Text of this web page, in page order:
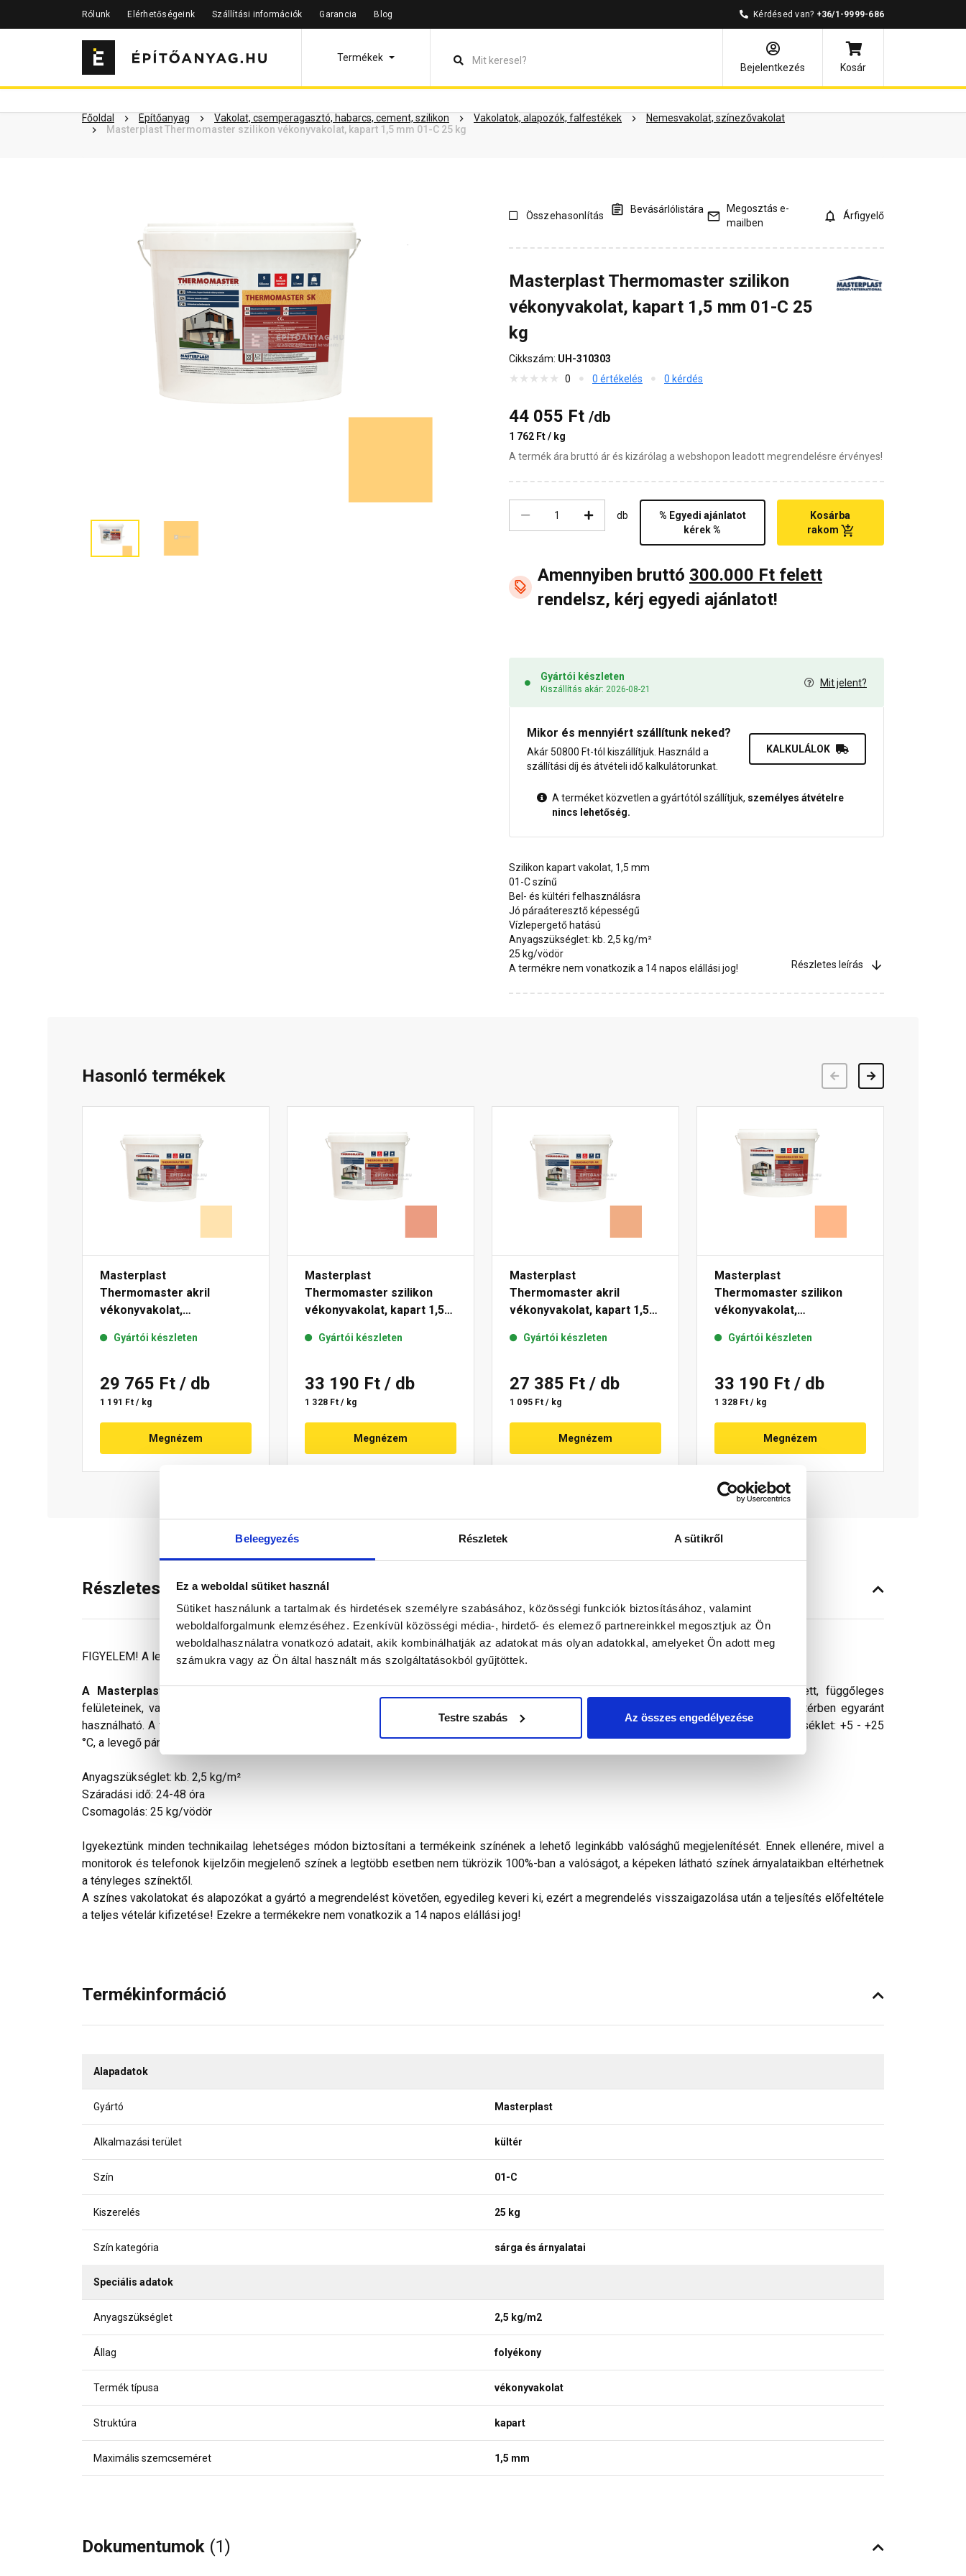
Beleegyezés Részletek A sütikről
Ez a weboldal sütiket használ
Sütiket használunk a tartalmak és hirdetések személyre szabásához, közösségi funkciók biztosításához, valamint
weboldalforgalmunk elemzéséhez. Ezenkívül közösségi média-, hirdető- és elemező partnereinkkel megosztjuk az Ön
weboldalhasználatra vonatkozó adatait, akik kombinálhatják az adatokat más olyan adatokkal, amelyeket Ön adott meg
számukra vagy az Ön által használt más szolgáltatásokból gyűjtöttek.
Testre szabás Az összes engedélyezése
Rólunk Elérhetőségeink Szállítási információk Garancia Blog Kérdésed van? +36/1-9999-686
Termékek
Bejelentkezés
Kosár
Főoldal Építőanyag Vakolat, csemperagasztó, habarcs, cement, szilikon Vakolatok, alapozók, falfestékek
Nemesvakolat, színezővakolat
Masterplast Thermomaster szilikon vékonyvakolat, kapart 1,5 mm 01-C 25 kg
Szükséged lehet rá Részletes leírás Termékinformáció Dokumentumok Vásárlói vélemények Kérdések és válaszok
Összehasonlítás
Bevásárlólistára
Megosztás e-
mailben
Árfigyelő
Masterplast Thermomaster szilikon
vékonyvakolat, kapart 1,5 mm 01-C 25
kg
Cikkszám: UH-310303
0
0 értékelés 0 kérdés
44 055 Ft /db
1 762 Ft / kg
A termék ára bruttó ár és kizárólag a webshopon leadott megrendelésre érvényes!
db
% Egyedi ajánlatot
kérek %
Kosárba
rakom
Amennyiben bruttó 300.000 Ft felett
rendelsz, kérj egyedi ajánlatot!
Gyártói készleten
Kiszállítás akár: 2026-08-21
Mit jelent?
Mikor és mennyiért szállítunk neked?
Akár 50800 Ft-tól kiszállítjuk. Használd a
szállítási díj és átvételi idő kalkulátorunkat.
KALKULÁLOK
A terméket közvetlen a gyártótól szállítjuk, személyes átvételre
nincs lehetőség.
Szilikon kapart vakolat, 1,5 mm
01-C színű
Bel- és kültéri felhasználásra
Jó páraáteresztő képességű
Vízlepergető hatású
Anyagszükséglet: kb. 2,5 kg/m²
25 kg/vödör
A termékre nem vonatkozik a 14 napos elállási jog!
Részletes leírás
Hasonló termékek
Masterplast
Thermomaster akril
vékonyvakolat,
E 25 kg
Gyártói készleten
29 765 Ft / db
1 191 Ft / kg
Megnézem
Masterplast
Thermomaster szilikon
vékonyvakolat, kapart 1,5
Gyártói készleten
33 190 Ft / db
1 328 Ft / kg
Megnézem
Masterplast
Thermomaster akril
vékonyvakolat, kapart 1,5
Gyártói készleten
27 385 Ft / db
1 095 Ft / kg
Megnézem
Masterplast
Thermomaster szilikon
vékonyvakolat,
C 25 kg
Gyártói készleten
33 190 Ft / db
1 328 Ft / kg
Megnézem
Részletes leírás
FIGYELEM! A leírás végén fontos információkat talál a termékkel kapcsolatban. Kérjük, figyelmesen olvassa el!
A Masterplast Thermomaster szilikon vékonyvakolat
finoman megmunkált homlokzatok lábazati sík feletti, vízszigeteléssel védett, függőleges
felületeinek, valamint homlokzati hőszigetelő rendszerek időjárásálló fedőrétege. Kapart hatású, 1,5 mm szemcsenagysággal, bel- és kültérben egyaránt
használható. A vékonyvakolat felhordása előtt a felületet Masterplast Thermomaster univerzális alapozóval kell kezelni. Felhasználási hőmérséklet: +5 - +25
°C, a levegő páratartalma max. 80% lehet. A felületet száradása alatt erős, közvetlen napsütés, huzat és nedvesség nem érheti.
Anyagszükséglet: kb. 2,5 kg/m²
Száradási idő: 24-48 óra
Csomagolás: 25 kg/vödör
Igyekeztünk minden technikailag lehetséges módon biztosítani a termékeink színének a lehető leginkább valósághű megjelenítését. Ennek ellenére, mivel a
monitorok és telefonok kijelzőin megjelenő színek a legtöbb esetben nem tükrözik 100%-ban a valóságot, a képeken látható színek árnyalataikban eltérhetnek
a tényleges színektől.
A színes vakolatokat és alapozókat a gyártó a megrendelést követően, egyedileg keveri ki, ezért a megrendelés visszaigazolása után a teljesítés előfeltétele
a teljes vételár kifizetése! Ezekre a termékekre nem vonatkozik a 14 napos elállási jog!
Termékinformáció
Alapadatok
Gyártó Masterplast
Alkalmazási terület kültér
Szín 01-C
Kiszerelés 25 kg
Szín kategória sárga és árnyalatai
Speciális adatok
Anyagszükséglet 2,5 kg/m2
Állag folyékony
Termék típusa vékonyvakolat
Struktúra kapart
Maximális szemcseméret 1,5 mm
Dokumentumok (1)